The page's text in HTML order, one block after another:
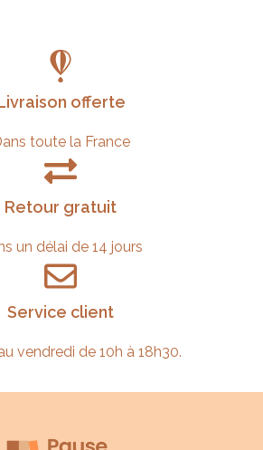
offerte
toute la France
Retour gratuit
un délai de 14 jours
Service client
vendredi de 10h à 18h30.